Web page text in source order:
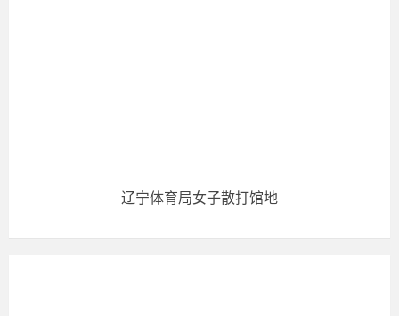
辽宁体育局女子散打馆地